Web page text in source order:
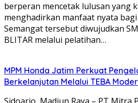
berperan mencetak lulusan yang
menghadirkan manfaat nyata
Semangat tersebut diwujudkan
BLITAR melalui pelatihan…
MPM Honda Jatim Perkuat
Berkelanjutan Melalui TEBA